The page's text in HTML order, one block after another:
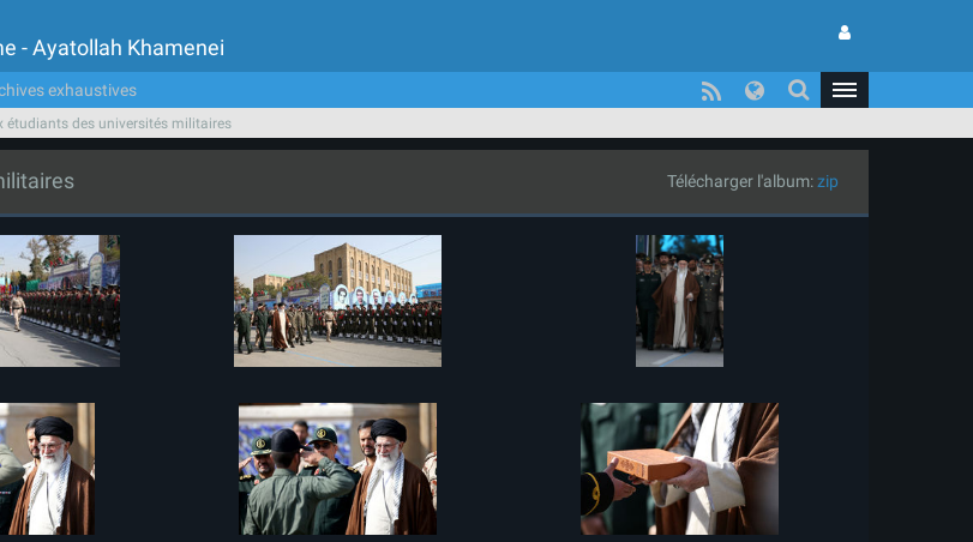
- Ayatollah Khamenei
exhaustives
étudiants des universités militaires
Télécharger l'album:zip